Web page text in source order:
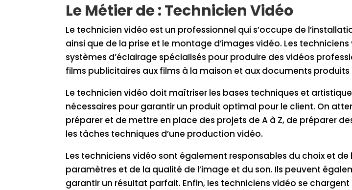
Le Métier de : Technicien Vidéo
Le technicien vidéo est un professionnel qui s’occupe de
ainsi que de la prise et le montage d’images vidéo. Les
systèmes d’éclairage spécialisés pour produire des vidéos
films publicitaires aux films à la maison et aux documents
Le technicien vidéo doit maîtriser les bases techniques et
nécessaires pour garantir un produit optimal pour le client. On
préparer et de mettre en place des projets de A à Z, de préparer
les tâches techniques d’une production vidéo.
Les techniciens vidéo sont également responsables du choix et
paramètres et de la qualité de l’image et du son. Ils peuvent
garantir un résultat parfait. Enfin, les techniciens vidéo se